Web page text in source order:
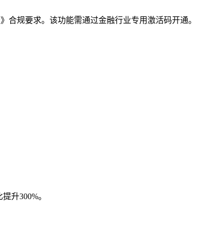
规要求。该功能需通过金融行业专用激活码开通。
升300%。